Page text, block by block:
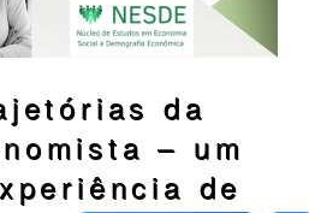
da
– um
de